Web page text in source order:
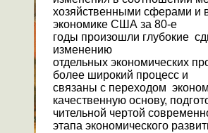
хозяйственными сферами и
экономике США за 80-е
годы произошли глубокие
изменению
отдельных экономических
более широкий процесс и
связаны с переходом
качественную основу,
чительной чертой
этапа экономического